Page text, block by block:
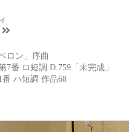
ロン」序曲
7番 ロ短調 D.759「未完成」
ハ短調 作品68